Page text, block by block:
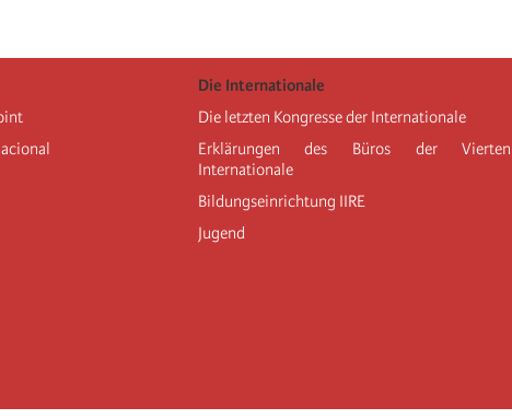
Die Internationale
Die letzten Kongresse der Internationale
Erklärungen des Büros der Vierten
Internationale
Bildungseinrichtung IIRE
Jugend